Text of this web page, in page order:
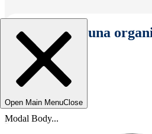
Seleccionar una
Open Main MenuClose
Modal Body...